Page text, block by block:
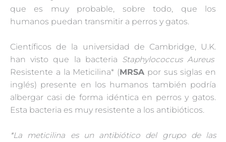
que es muy probable, sobre todo, que los
humanos puedan transmitir a perros y gatos.
Científicos de la universidad de Cambridge, U.K.
han visto que la bacteria Staphylococcus Aureus
Resistente a la Meticilina* (MRSA por sus siglas en
inglés) presente en los humanos también podría
albergar casi de forma idéntica en perros y gatos.
Esta bacteria es muy resistente a los antibióticos.
*La meticilina es un antibiótico del grupo de las